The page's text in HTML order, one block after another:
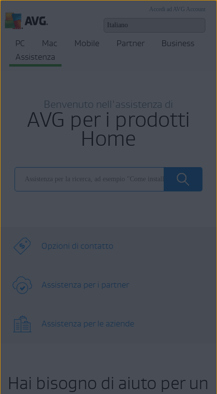
Accedi ad AVG Account
PC Mac Mobile Partner
Business
Assistenza
Benvenuto nell'assistenza di
AVG per i prodotti
Home
Opzioni di contatto
Assistenza per i partner
Assistenza per le aziende
Hai bisogno di aiuto per un